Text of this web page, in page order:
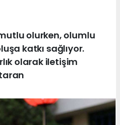
olurken, olumlu
katkı sağlıyor.
olarak iletişim